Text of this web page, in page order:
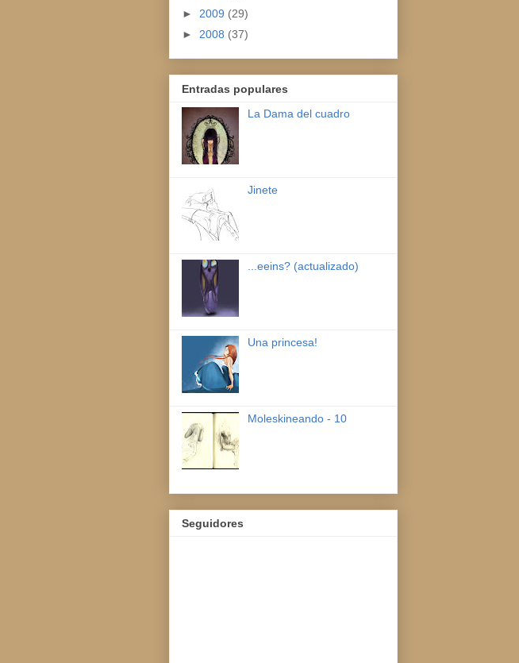
► 2009 (29)
► 2008 (37)
Entradas populares
La Dama del cuadro
Jinete
...eeins? (actualizado)
Una princesa!
Moleskineando - 10
Seguidores